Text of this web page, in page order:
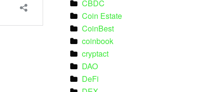
CBDC
Coin Estate
CoinBest
coinbook
cryptact
DAO
DeFi